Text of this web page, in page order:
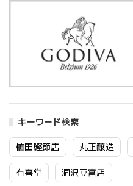
キーワード検索
植田鰹節店 丸正醸造
有喜堂 洞沢豆富店